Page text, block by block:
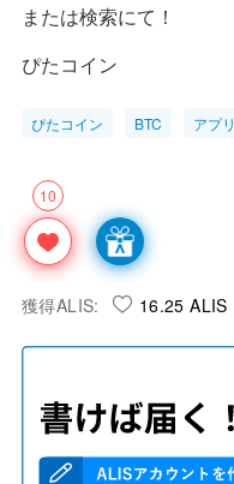
または検索にて！
ぴたコイン
ぴたコイン BTC アプリ
10
獲得ALIS: 16.25 ALIS